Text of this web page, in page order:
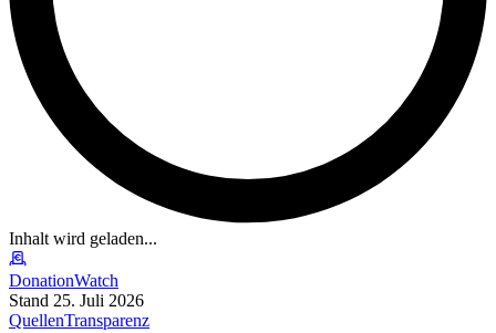
Inhalt wird geladen...
DonationWatch
Stand 25. Juli 2026
QuellenTransparenz